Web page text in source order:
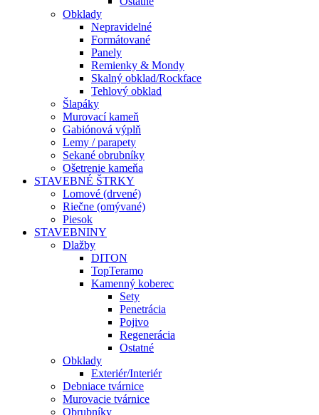
Obklady
Nepravidelné
Formátované
Panely
Remienky & Mondy
Skalný obklad/Rockface
Tehlový obklad
Šlapáky
Murovací kameň
Gabiónová výplň
Lemy / parapety
Sekané obrubníky
Ošetrenie kameňa
STAVEBNÉ ŠTRKY
Lomové (drvené)
Riečne (omývané)
Piesok
STAVEBNINY
Dlažby
DITON
TopTeramo
Kamenný koberec
Sety
Penetrácia
Pojivo
Regenerácia
Ostatné
Obklady
Exteriér/Interiér
Debniace tvárnice
Murovacie tvárnice
Obrubníky